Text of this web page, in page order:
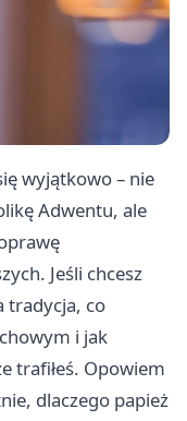
wyjątkowo – nie
Adwentu, ale
Jeśli chcesz
tradycja, co
i jak
trafiłeś. Opowiem
dlaczego papież